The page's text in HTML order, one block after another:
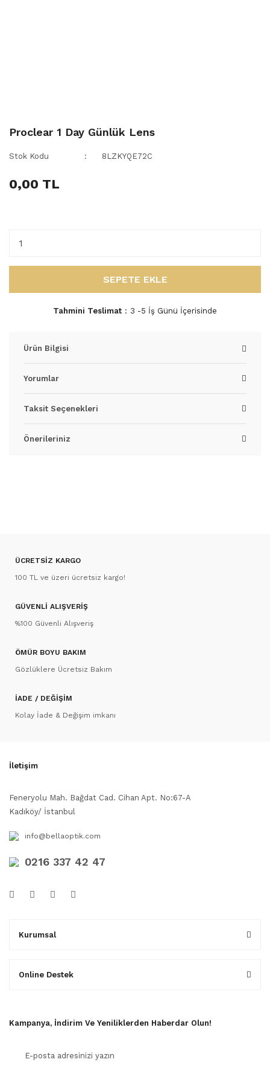
Proclear 1 Day Günlük Lens
Stok Kodu 8LZKYQE72C
0,00 TL
SEPETE EKLE
Tahmini Teslimat 3 -5 İş Günü İçerisinde
Ürün Bilgisi
Yorumlar
Taksit Seçenekleri
Önerileriniz
ÜCRETSİZ KARGO
100 TL ve üzeri ücretsiz kargo!
GÜVENLİ ALIŞVERİŞ
%100 Güvenli Alışveriş
ÖMÜR BOYU BAKIM
Gözlüklere Ücretsiz Bakım
İADE / DEĞİŞİM
Kolay İade & Değişim imkanı
İletişim
Feneryolu Mah. Bağdat Cad. Cihan Apt. No:67-A
Kadıköy/ İstanbul
info@bellaoptik.com
0216 337 42 47
Kurumsal
Online Destek
Kampanya, İndirim Ve Yeniliklerden Haberdar Olun!